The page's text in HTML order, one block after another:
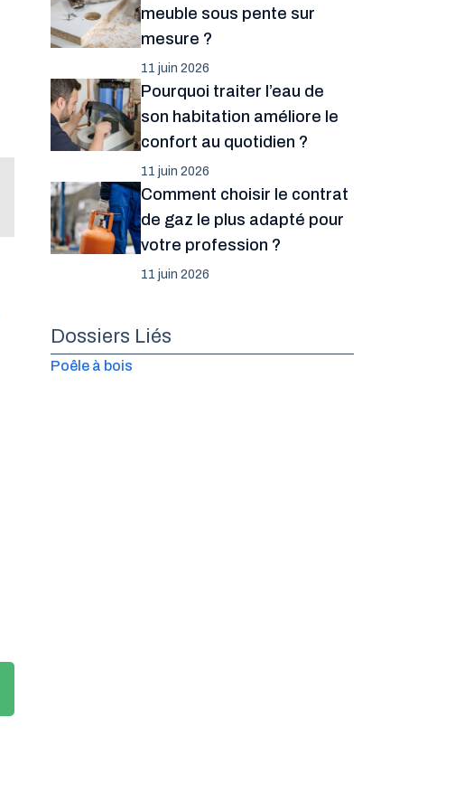
meuble sous pente sur
mesure ?
11 juin 2026
Pourquoi traiter l’eau de
son habitation améliore le
confort au quotidien ?
11 juin 2026
Comment choisir le contrat
de gaz le plus adapté pour
votre profession ?
11 juin 2026
Dossiers Liés
Poêle à bois